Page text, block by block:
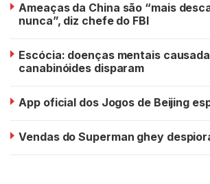
Ameaças da China são “mais
nunca”, diz chefe do FBI
Escócia: doenças mentais
canabinóides disparam
App oficial dos Jogos de Beijing
Vendas do Superman ghey